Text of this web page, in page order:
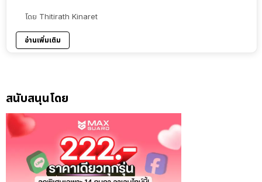
โดย Thitirath Kinaret
อ่านเพิ่มเติม
สนับสนุนโดย